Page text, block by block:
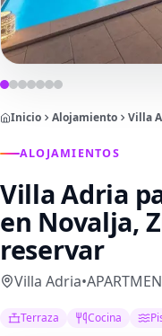
Inicio Alojamiento Villa
ALOJAMIENTOS
Villa Adria
en Novalja,
reservar
Villa Adria•
Terraza Cocina